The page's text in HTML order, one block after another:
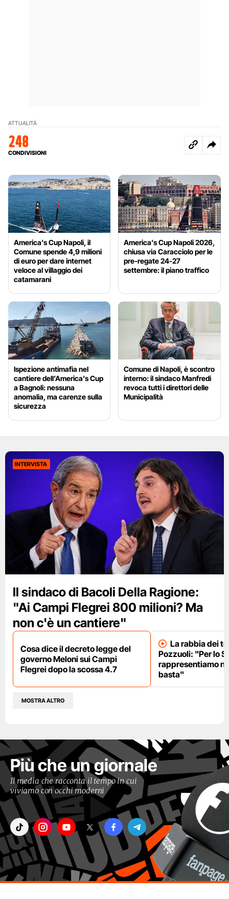
ATTUALITÀ
248
CONDIVISIONI
America’s Cup Napoli, il
Comune spende 4,9 milioni
di euro per dare internet
veloce al villaggio dei
catamarani
America’s Cup Napoli 2026,
chiusa via Caracciolo per le
pre-regate 24-27
settembre: il piano traffico
Ispezione antimafia nel
cantiere dell’America’s Cup
a Bagnoli: nessuna
anomalia, ma carenze sulla
sicurezza
Comune di Napoli, è scontro
interno: il sindaco Manfredi
revoca tutti i direttori delle
Municipalità
INTERVISTA
Il sindaco di Bacoli Della Ragione:
"Ai Campi Flegrei 800 milioni? Ma
non c'è un cantiere"
Cosa dice il decreto legge del
governo Meloni sui Campi
Flegrei dopo la scossa 4.7
La rabbia dei
Pozzuoli: "Per lo
rappresentiamo
basta"
MOSTRA ALTRO
Più che un giornale
Il media che racconta il tempo in cui
viviamo con occhi moderni